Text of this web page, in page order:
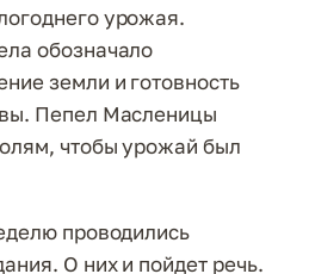
урожая.
обозначало
земли и готовность
Пепел Масленицы
чтобы урожай был
проводились
О них и пойдет речь.